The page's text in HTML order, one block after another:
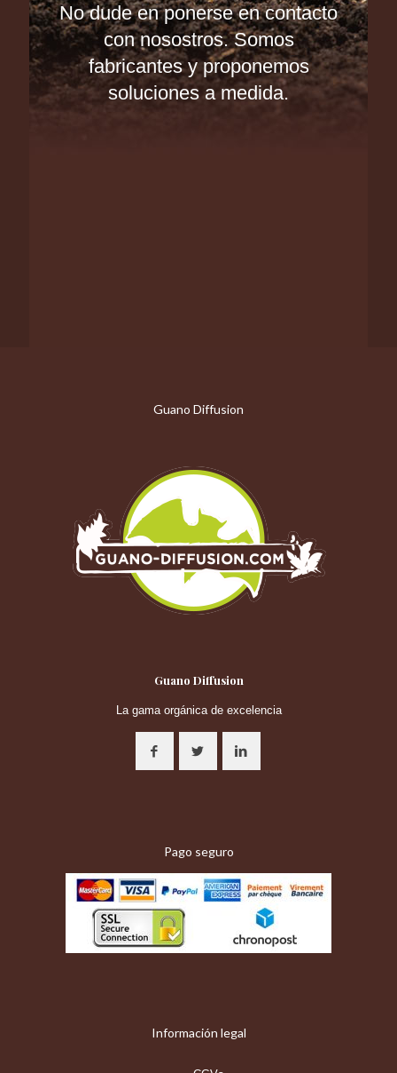
No dude en ponerse en contacto
con nosostros. Somos
fabricantes y proponemos
soluciones a medida.
Guano Diffusion
Guano Diffusion
La gama orgánica de excelencia
Pago seguro
Información legal